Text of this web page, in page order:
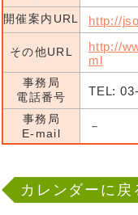
開催案内URL
http://
その他URL
http://
ml
事務局
電話番号
TEL:
事務局
E-mail
－
カレンダーに戻